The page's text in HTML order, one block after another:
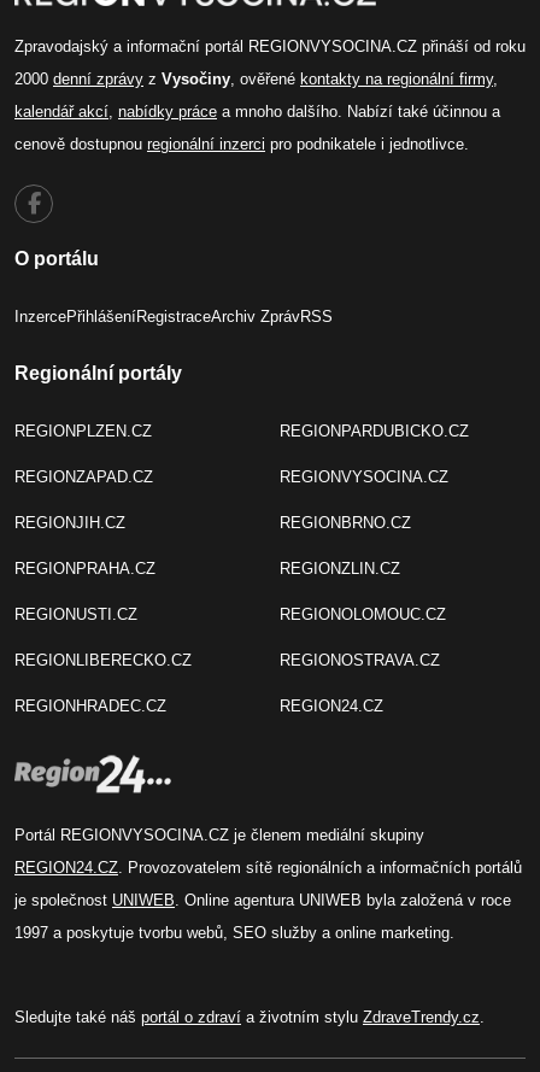
Zpravodajský a informační portál REGIONVYSOCINA.CZ přináší od roku
2000 denní zprávy z Vysočiny , ověřené kontakty na regionální firmy,
kalendář akcí nabídky práce a mnoho dalšího. Nabízí také účinnou a
cenově dostupnou regionální inzerci pro podnikatele i jednotlivce.
O portálu
InzercePřihlášeníRegistraceArchiv ZprávRSS
Regionální portály
REGIONPLZEN.CZ
REGIONZAPAD.CZ
REGIONJIH.CZ
REGIONPRAHA.CZ
REGIONUSTI.CZ
REGIONLIBERECKO.CZ
REGIONHRADEC.CZ
REGIONPARDUBICKO.CZ
REGIONVYSOCINA.CZ
REGIONBRNO.CZ
REGIONZLIN.CZ
REGIONOLOMOUC.CZ
REGIONOSTRAVA.CZ
REGION24.CZ
Portál REGIONVYSOCINA.CZ je členem mediální skupiny
REGION24.CZ . Provozovatelem sítě regionálních a informačních portálů
je společnost UNIWEB . Online agentura UNIWEB byla založená v roce
1997 a poskytuje tvorbu webů, SEO služby a online marketing.
Sledujte také náš portál o zdraví a životním stylu ZdraveTrendy.cz